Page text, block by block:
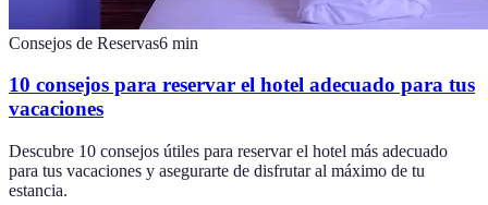
Consejos de Reservas6 min
10 consejos para reservar el hotel adecuado para tus
vacaciones
Descubre 10 consejos útiles para reservar el hotel más adecuado
para tus vacaciones y asegurarte de disfrutar al máximo de tu
estancia.